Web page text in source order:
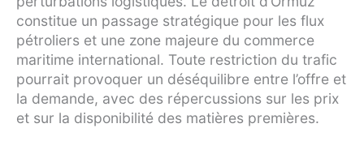
constitue un passage stratégique pour les flux
pétroliers et une zone majeure du commerce
maritime international. Toute restriction du trafic
pourrait provoquer un déséquilibre entre l’offre et
la demande, avec des répercussions sur les prix
et sur la disponibilité des matières premières.